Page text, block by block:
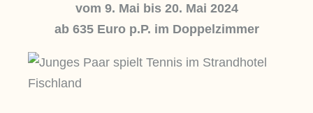
vom 9. Mai bis 20. Mai 2024
ab 635 Euro p.P. im Doppelzimmer